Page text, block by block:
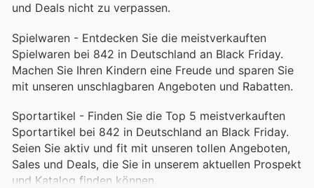
und Deals nicht zu verpassen.
Spielwaren - Entdecken Sie die meistverkauften
Spielwaren bei 842 in Deutschland an Black Friday.
Machen Sie Ihren Kindern eine Freude und sparen Sie
mit unseren unschlagbaren Angeboten und Rabatten.
Sportartikel - Finden Sie die Top 5 meistverkauften
Sportartikel bei 842 in Deutschland an Black Friday.
Seien Sie aktiv und fit mit unseren tollen Angeboten,
Sales und Deals, die Sie in unserem aktuellen Prospekt
und Katalog finden können.